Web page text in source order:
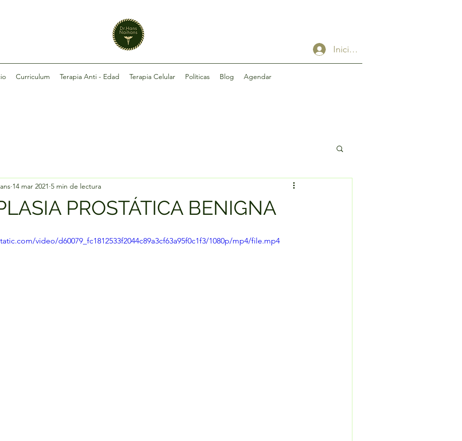
Iniciar sesión
Curriculum Terapia Anti - Edad Terapia Celular Políticas Blog Agendar
PROSTÁTICA BENIGNA
14 mar 2021 5 min de lectura
video/d60079_fc1812533f2044c89a3cf63a95f0c1f3/1080p/mp4/file.mp4